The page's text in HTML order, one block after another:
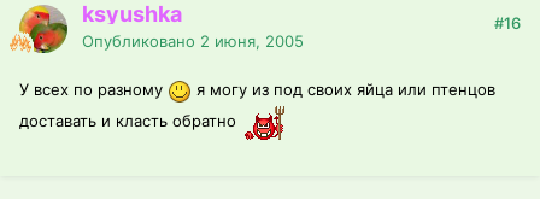
ksyushka
Опубликовано 2 июня, 2005
#16
У всех по разному
я могу из под своих яйца или птенцов
доставать и класть обратно